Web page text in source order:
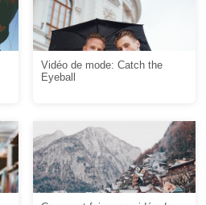
Vidéo de mode: Catch the
Eyeball